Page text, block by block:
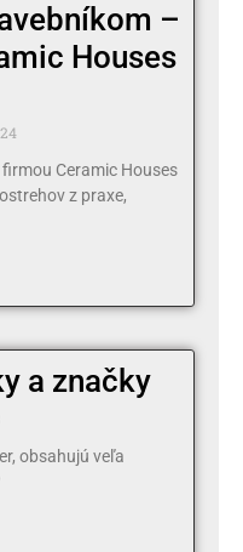
–
Houses
Ceramic Houses
z praxe,
a značky
obsahujú veľa